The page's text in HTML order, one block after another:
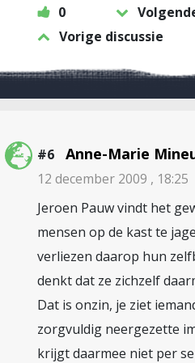
0
Vorige discussie
#6 Anne-Marie
12 december 2009 , 18:25
Jeroen Pauw vindt het
mensen op de kast te
verliezen daarop hun
denkt dat ze zichzelf
Dat is onzin, je ziet
zorgvuldig neergezette
krijgt daarmee niet per